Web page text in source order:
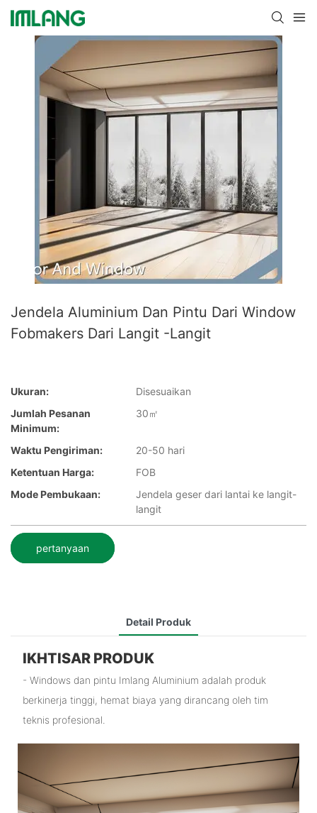
Jendela Aluminium Dan Pintu Dari Window
Fobmakers Dari Langit -langit
Ukuran:
Disesuaikan
Jumlah Pesanan
Minimum:
30㎡
Waktu Pengiriman:
20-50 hari
Ketentuan Harga:
FOB
Mode Pembukaan:
Jendela geser dari lantai ke langit-
langit
pertanyaan
Detail Produk
IKHTISAR PRODUK
- Windows dan pintu Imlang Aluminium adalah produk
berkinerja tinggi, hemat biaya yang dirancang oleh tim
teknis profesional.